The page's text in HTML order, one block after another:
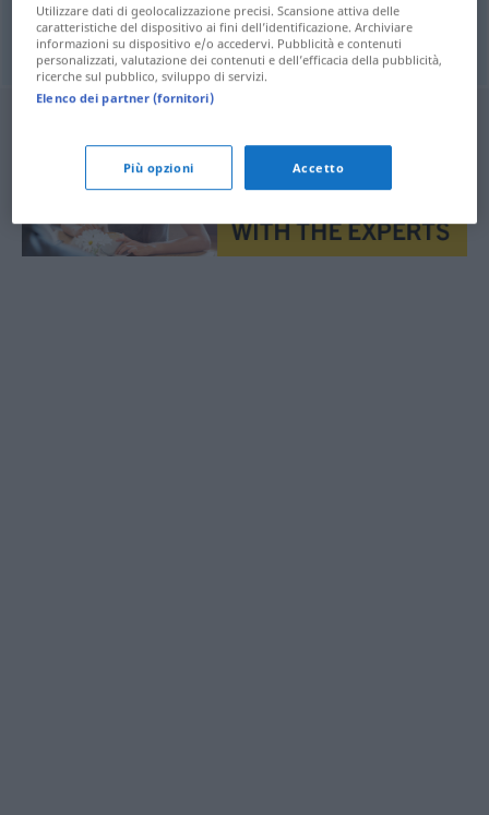
bensmpldeconsumo Konsumgüter
Utilizzare dati di geolocalizzazione precisi. Scansione attiva delle
caratteristiche del dispositivo ai fini dell’identificazione. Archiviare
informazioni su dispositivo e/o accedervi. Pubblicità e contenuti
personalizzati, valutazione dei contenuti e dell’efficacia della pubblicità,
ricerche sul pubblico, sviluppo di servizi.
Elenco dei partner (fornitori)
Più opzioni Accetto